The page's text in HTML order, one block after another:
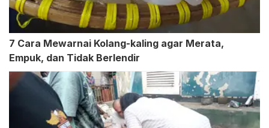
7 Cara Mewarnai Kolang-kaling agar Merata,
Empuk, dan Tidak Berlendir